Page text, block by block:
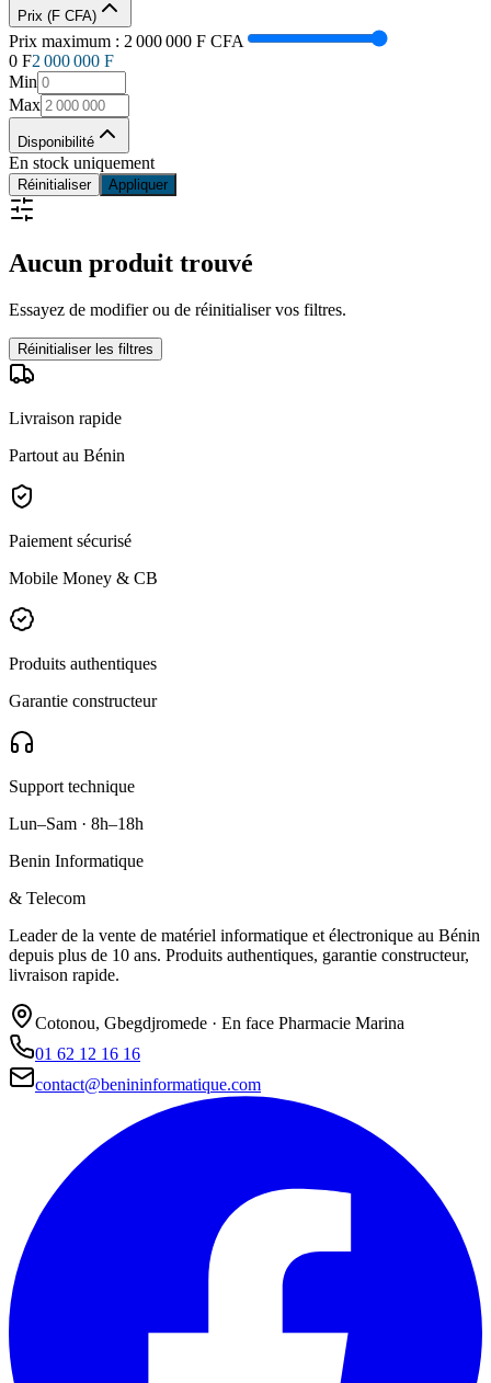
Prix (F CFA)
Prix maximum : 2 000 000 F CFA
0 F2 000 000 F
Min
Max
Disponibilité
En stock uniquement
Réinitialiser Appliquer
Aucun produit trouvé
Essayez de modifier ou de réinitialiser vos filtres.
Réinitialiser les filtres
Livraison rapide
Partout au Bénin
Paiement sécurisé
Mobile Money & CB
Produits authentiques
Garantie constructeur
Support technique
Lun–Sam · 8h–18h
Benin Informatique
& Telecom
Leader de la vente de matériel informatique et électronique au Bénin
depuis plus de 10 ans. Produits authentiques, garantie constructeur,
livraison rapide.
Cotonou, Gbegdjromede · En face Pharmacie Marina
01 62 12 16 16
contact@benininformatique.com